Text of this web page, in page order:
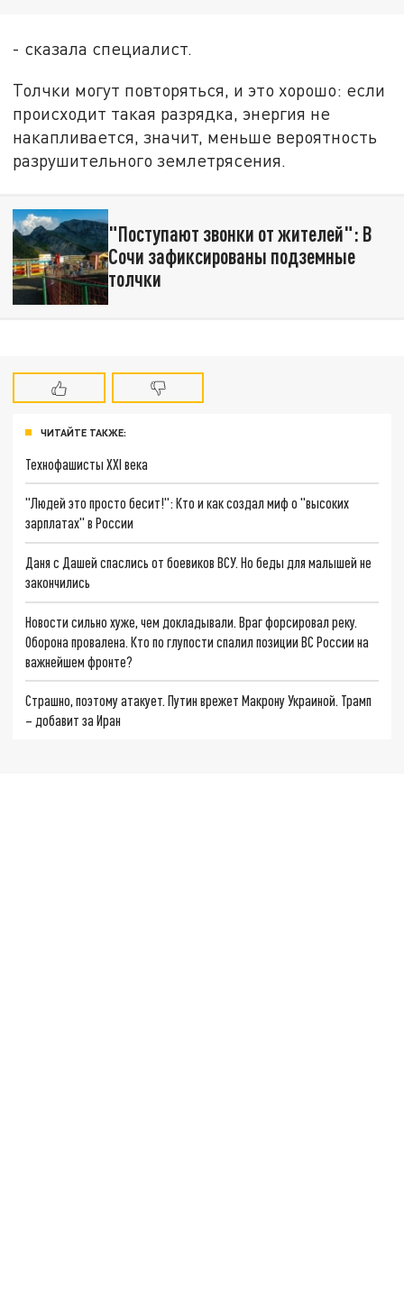
- сказала специалист.
Толчки могут повторяться, и это хорошо: если
происходит такая разрядка, энергия не
накапливается, значит, меньше вероятность
разрушительного землетрясения.
"Поступают звонки от жителей": В
Сочи зафиксированы подземные
толчки
ЧИТАЙТЕ ТАКЖЕ:
Технофашисты XXI века
"Людей это просто бесит!": Кто и как создал миф о "высоких
зарплатах" в России
Даня с Дашей спаслись от боевиков ВСУ. Но беды для малышей не
закончились
Новости сильно хуже, чем докладывали. Враг форсировал реку.
Оборона провалена. Кто по глупости спалил позиции ВС России на
важнейшем фронте?
Страшно, поэтому атакует. Путин врежет Макрону Украиной. Трамп
– добавит за Иран